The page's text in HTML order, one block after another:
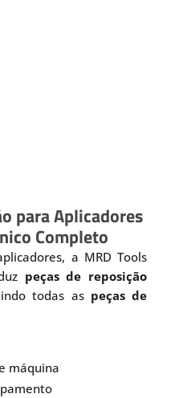
para Aplicadores
Completo
a MRD Tools
peças de reposição
todas as peças de
máquina